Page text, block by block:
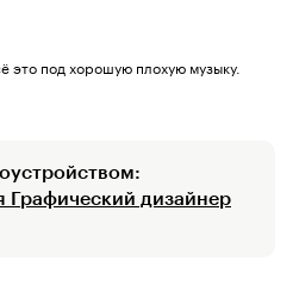
это под хорошую плохую музыку.
Графический дизайнер